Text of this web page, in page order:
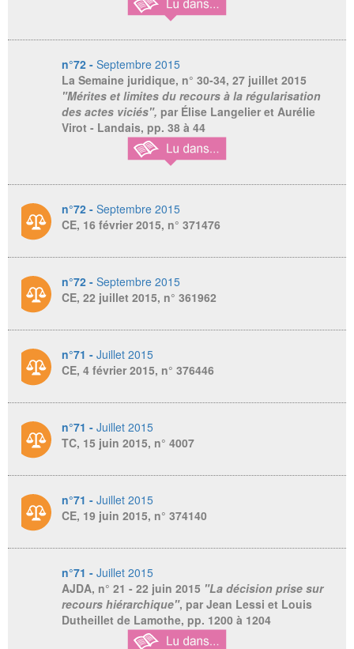
n°72 - Septembre 2015
La Semaine juridique, n° 30-34, 27 juillet 2015
"Mérites et limites du recours à la régularisation
des actes viciés", par Élise Langelier et Aurélie
Virot - Landais, pp. 38 à 44
n°72 - Septembre 2015
CE, 16 février 2015, n° 371476
n°72 - Septembre 2015
CE, 22 juillet 2015, n° 361962
n°71 - Juillet 2015
CE, 4 février 2015, n° 376446
n°71 - Juillet 2015
TC, 15 juin 2015, n° 4007
n°71 - Juillet 2015
CE, 19 juin 2015, n° 374140
n°71 - Juillet 2015
AJDA, n° 21 - 22 juin 2015 "La décision prise sur
recours hiérarchique", par Jean Lessi et Louis
Dutheillet de Lamothe, pp. 1200 à 1204